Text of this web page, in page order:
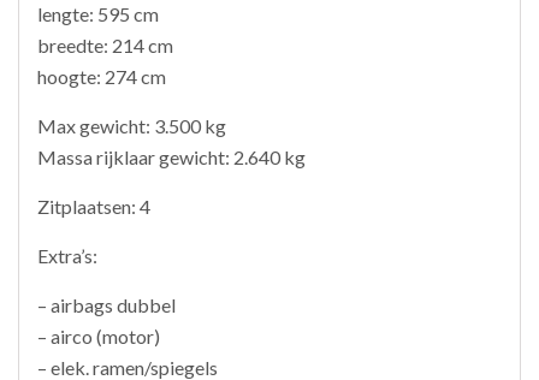
lengte: 595 cm
breedte: 214 cm
hoogte: 274 cm
Max gewicht: 3.500 kg
Massa rijklaar gewicht: 2.640 kg
Zitplaatsen: 4
Extra’s:
– airbags dubbel
– airco (motor)
– elek. ramen/spiegels